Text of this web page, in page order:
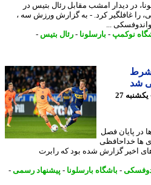
دیدار امشب مقابل رئال بتیس در
کرد. - به گزارش ورزش سه ،
...
نوکمپ-بارسلونا-رئال بتیس-
82 روز پیش - یکشنبه 27
پایان فصل
خداحافظی
گزارش شده بود که رابرت
-باشگاه بارسلونا-پیشنهاد رسمی-